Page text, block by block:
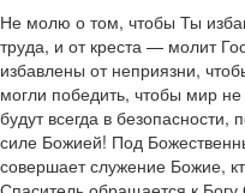
Не молю о том, чтобы Ты
труда, и от креста — молит
избавлены от неприязни,
могли победить, чтобы мир
будут всегда в безопасности,
силе Божией! Под
совершает служение Божие,